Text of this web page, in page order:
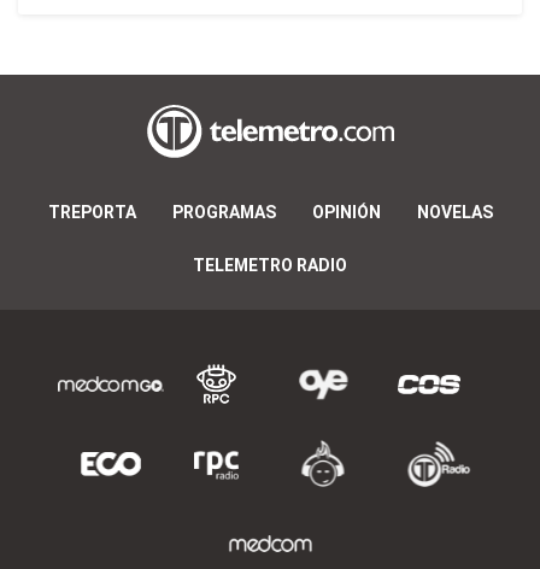
TREPORTA PROGRAMAS OPINIÓN NOVELAS
TELEMETRO RADIO